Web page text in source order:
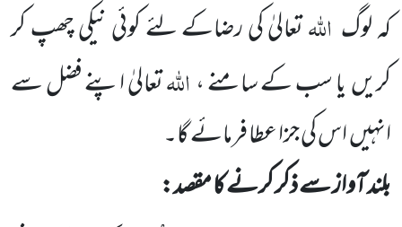
کہ لوگ اللہتعالیٰ کی رضاکے لئے کوئی نیکی چھپ کر
کریںیا سب کے سامنے ، اللہتعالیٰ اپنے فضل سے
انہیںاس کی جزا عطا فرمائے گا۔
بلند آواز سے ذکر کرنے کا مقصد: